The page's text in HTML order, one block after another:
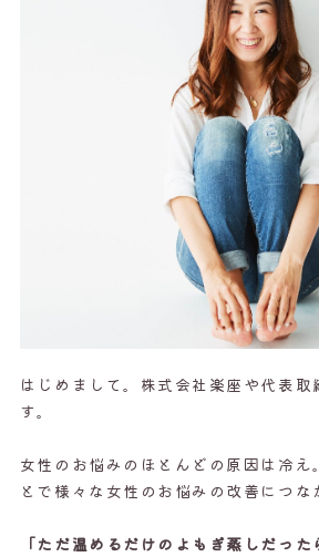
はじめまして。株式会社楽座や代表取
す。
女性のお悩みのほとんどの原因は冷え
とで様々な女性のお悩みの改善につな
「ただ温めるだけのよもぎ蒸しだった